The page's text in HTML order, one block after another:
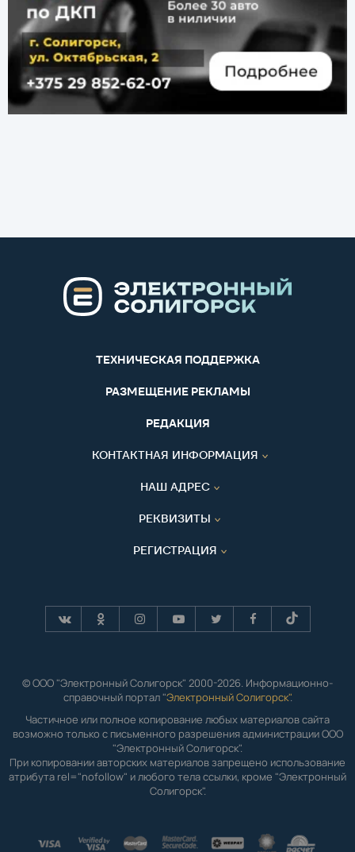
ТЕХНИЧЕСКАЯ ПОДДЕРЖКА
РАЗМЕЩЕНИЕ РЕКЛАМЫ
РЕДАКЦИЯ
КОНТАКТНАЯ ИНФОРМАЦИЯ
НАШ АДРЕС
РЕКВИЗИТЫ
РЕГИСТРАЦИЯ
© ООО "Электронный Солигорск" 2000-2026. Информационно-
справочный портал "Электронный Солигорск".
Частичное или полное копирование любых материалов сайта
возможно только с письменного разрешения администрации ООО
"Электронный Солигорск".
При копировании авторских материалов запрещено использование
атрибута rel="nofollow" и любого тела ссылки, кроме "Электронный
Солигорск".